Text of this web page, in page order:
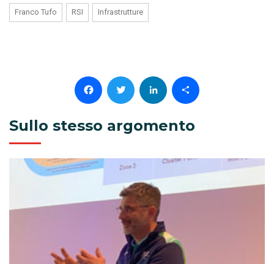
Franco Tufo RSI Infrastrutture
Facebook
Twitter
LinkedIn
Condividi
Sullo stesso argomento